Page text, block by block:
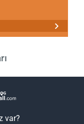
var?